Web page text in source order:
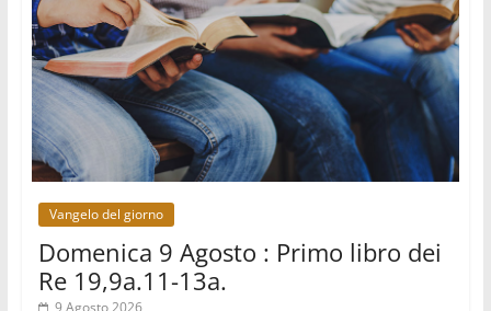
Spin Time, Reina: Cristo non abita nei palazzi del
potere ma si identifica coi senzatetto
08.08.2026
SIGNIS 2026, la comunicazione al servizio del
Vangelo
08.08.2026
Argentina, l'arcivescovo Colombo: "La visita del
Papa messaggio di pace e dignità"
Vangelo del giorno
Domenica 9 Agosto : Primo libro dei
Re 19,9a.11-13a.
9 Agosto 2026